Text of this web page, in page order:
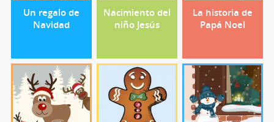
Un regalo de
Navidad
Nacimiento del
niño Jesús
La historia de
Papá Noel